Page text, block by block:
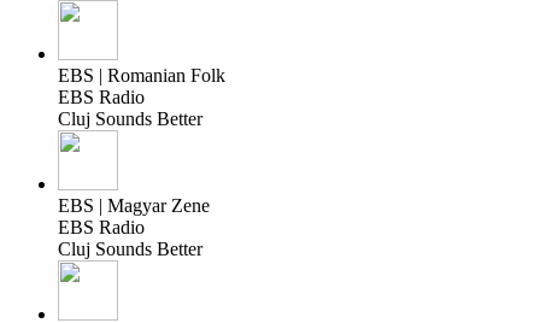
EBS | Romanian Folk
EBS Radio
Cluj Sounds Better
EBS | Magyar Zene
EBS Radio
Cluj Sounds Better